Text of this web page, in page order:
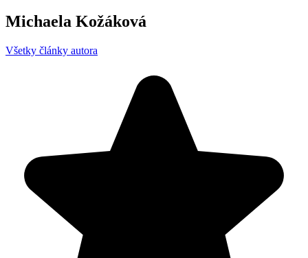
Michaela Kožáková
Všetky články autora